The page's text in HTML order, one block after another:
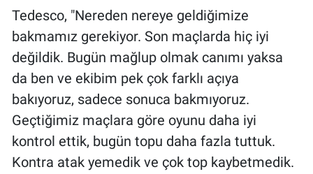
Tedesco, "Nereden nereye geldiğimize
bakmamız gerekiyor. Son maçlarda hiç iyi
değildik. Bugün mağlup olmak canımı yaksa
da ben ve ekibim pek çok farklı açıya
bakıyoruz, sadece sonuca bakmıyoruz.
Geçtiğimiz maçlara göre oyunu daha iyi
kontrol ettik, bugün topu daha fazla tuttuk.
Kontra atak yemedik ve çok top kaybetmedik.
Programlar
Sağlık
Spor
Teknoloji
Türkiye'nin Geleceği